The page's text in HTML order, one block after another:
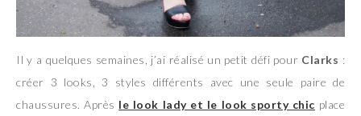
Il y a quelques semaines, j’ai réalisé un petit défi pour Clarks :
créer 3 looks, 3 styles différents avec une seule paire de
chaussures. Après le look lady et le look sporty chic place